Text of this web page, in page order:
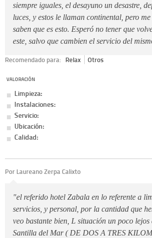
siempre iguales, el desayuno un desastre,
luces, y estos le llaman continental, pero
saben que es esto. Esperó no tener que
este, salvo que cambien el servicio del
Recomendado para: Relax Otros
VALORACIÓN
Limpieza:
Instalaciones:
Servicio:
Ubicación:
Calidad:
Por Laureano Zerpa Calixto
"el referido hotel Zabala en lo referente a
servicios, y personal, por la cantidad que
veo bastante bien, L situación un poco
Santilla del Mar ( DE DOS A TRES